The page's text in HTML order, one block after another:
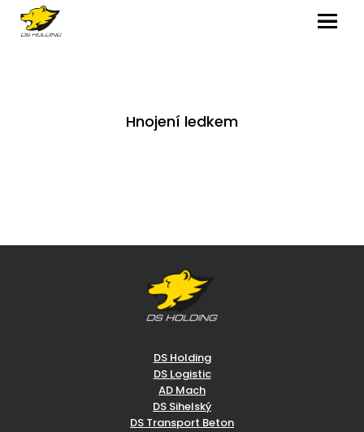
MENU
Hnojení ledkem
DS Holding
DS Logistic
AD Mach
DS Sihelský
DS Transport Beton